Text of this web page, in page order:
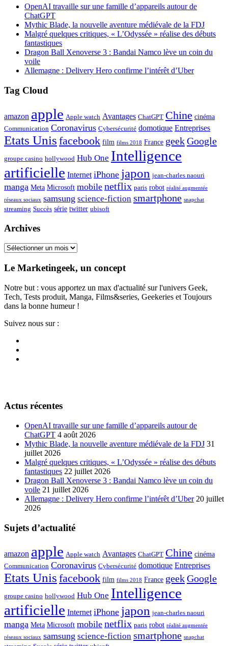
OpenAI travaille sur une famille d’appareils autour de
ChatGPT
Mythic Blade, la nouvelle aventure médiévale de la FDJ
Malgré quelques critiques, « L’Odyssée » réalise des débuts
fantastiques
Dragon Ball Xenoverse 3 : Bandai Namco lève un coin du
voile
Allemagne : Delivery Hero confirme l’intérêt d’Uber
Tag Cloud
amazon apple Apple watch Avantages ChatGPT Chine cinéma
Communication Coronavirus Cybersécurité domotique Entreprises
Etats Unis facebook film films 2018 France geekGoogle
groupe casino hollywood Hub One Intelligence
artificielle Internet iPhone japon jean-charles naouri
manga Meta Microsoft mobile netflix paris robot réalité augmentée
réseaux sociaux samsung science-fiction smartphone snapchat
streaming Succès série twitter ubisoft
Archives
Archives
Le Marketingeek, un concept
Notre but : vous apportez un max d'actualité sur l'univers Geek,
Tech, Tests produit, Manga, Films&series, Geekeries et Toujours
dans la bonne humeur !
Suivez nous sur :
Actus récentes
OpenAI travaille sur une famille d’appareils autour de
ChatGPT 4 août 2026
Mythic Blade, la nouvelle aventure médiévale de la FDJ 31
juillet 2026
Malgré quelques critiques, « L’Odyssée » réalise des débuts
fantastiques 22 juillet 2026
Dragon Ball Xenoverse 3 : Bandai Namco lève un coin du
voile 21 juillet 2026
Allemagne : Delivery Hero confirme l’intérêt d’Uber 20 juillet
2026
Sujets d’actualité
amazon apple Apple watch Avantages ChatGPT Chine cinéma
Communication Coronavirus Cybersécurité domotique Entreprises
Etats Unis facebook film films 2018 France geekGoogle
groupe casino hollywood Hub One Intelligence
artificielle Internet iPhone japon jean-charles naouri
manga Meta Microsoft mobile netflix paris robot réalité augmentée
réseaux sociaux samsung science-fiction smartphone snapchat